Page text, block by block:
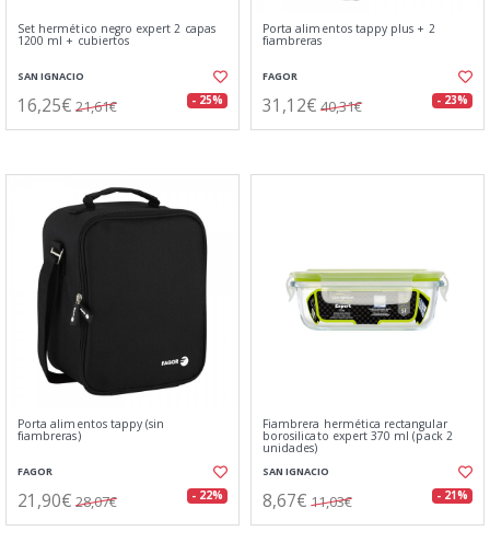
Set hermético negro expert 2 capas
1200 ml + cubiertos
SAN IGNACIO
16,25€ 21,61€ - 25%
Porta alimentos tappy plus + 2
fiambreras
FAGOR
31,12€ 40,31€ - 23%
Porta alimentos tappy (sin
fiambreras)
FAGOR
21,90€ 28,07€ - 22%
Fiambrera hermética rectangular
borosilicato expert 370 ml (pack 2
unidades)
SAN IGNACIO
8,67€ 11,03€ - 21%